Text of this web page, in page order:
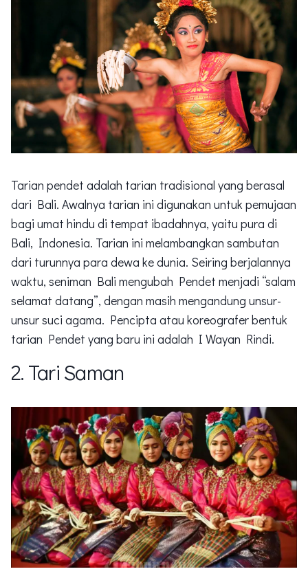
Tarian pendet adalah tarian tradisional yang berasal
dari Bali. Awalnya tarian ini digunakan untuk pemujaan
bagi umat hindu di tempat ibadahnya, yaitu pura di
Bali, Indonesia. Tarian ini melambangkan sambutan
dari turunnya para dewa ke dunia. Seiring berjalannya
waktu, seniman Bali mengubah Pendet menjadi “salam
selamat datang”, dengan masih mengandung unsur-
unsur suci agama. Pencipta atau koreografer bentuk
tarian Pendet yang baru ini adalah I Wayan Rindi.
2. Tari Saman